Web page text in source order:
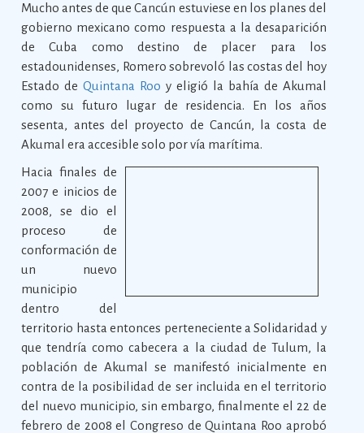
Mucho antes de que Cancún estuviese en los planes del
gobierno mexicano como respuesta a la desaparición
de Cuba como destino de placer para los
estadounidenses, Romero sobrevoló las costas del hoy
Estado deQuintana Roo y eligió la bahía de Akumal
como su futuro lugar de residencia. En los años
sesenta, antes del proyecto de Cancún, la costa de
Akumal era accesible solo por vía marítima.
Hacia finales de
2007 e inicios de
2008, se dio el
proceso de
conformación de
un nuevo
municipio
dentro del
territorio hasta entonces perteneciente a Solidaridad y
que tendría como cabecera a la ciudad de Tulum, la
población de Akumal se manifestó inicialmente en
contra de la posibilidad de ser incluida en el territorio
del nuevo municipio, sin embargo, finalmente el 22 de
febrero de 2008 el Congreso de Quintana Roo aprobó